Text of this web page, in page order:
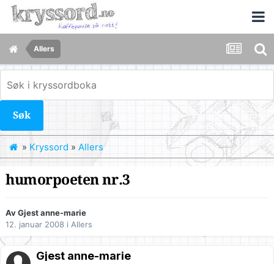
Allers
Søk
» Kryssord » Allers
humorpoeten nr.3
Av Gjest anne-marie
12. januar 2008 i Allers
Gjest anne-marie